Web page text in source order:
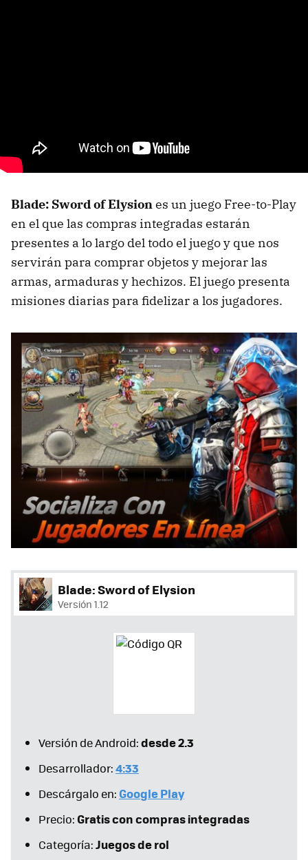
Blade: Sword of Elysiones un juego Free-to-Play
en el que las compras integradas estarán
presentes a lo largo del todo el juego y que nos
servirán para comprar objetos y mejorar las
armas, armaduras y hechizos. El juego presenta
misiones diarias para fidelizar a los jugadores.
Blade: Sword of Elysion
Versión 1.12
Versión de Android:desde 2.3
Desarrollador:4:33
Descárgalo en: Google Play
Precio:Gratis con compras integradas
Categoría:Juegos de rol